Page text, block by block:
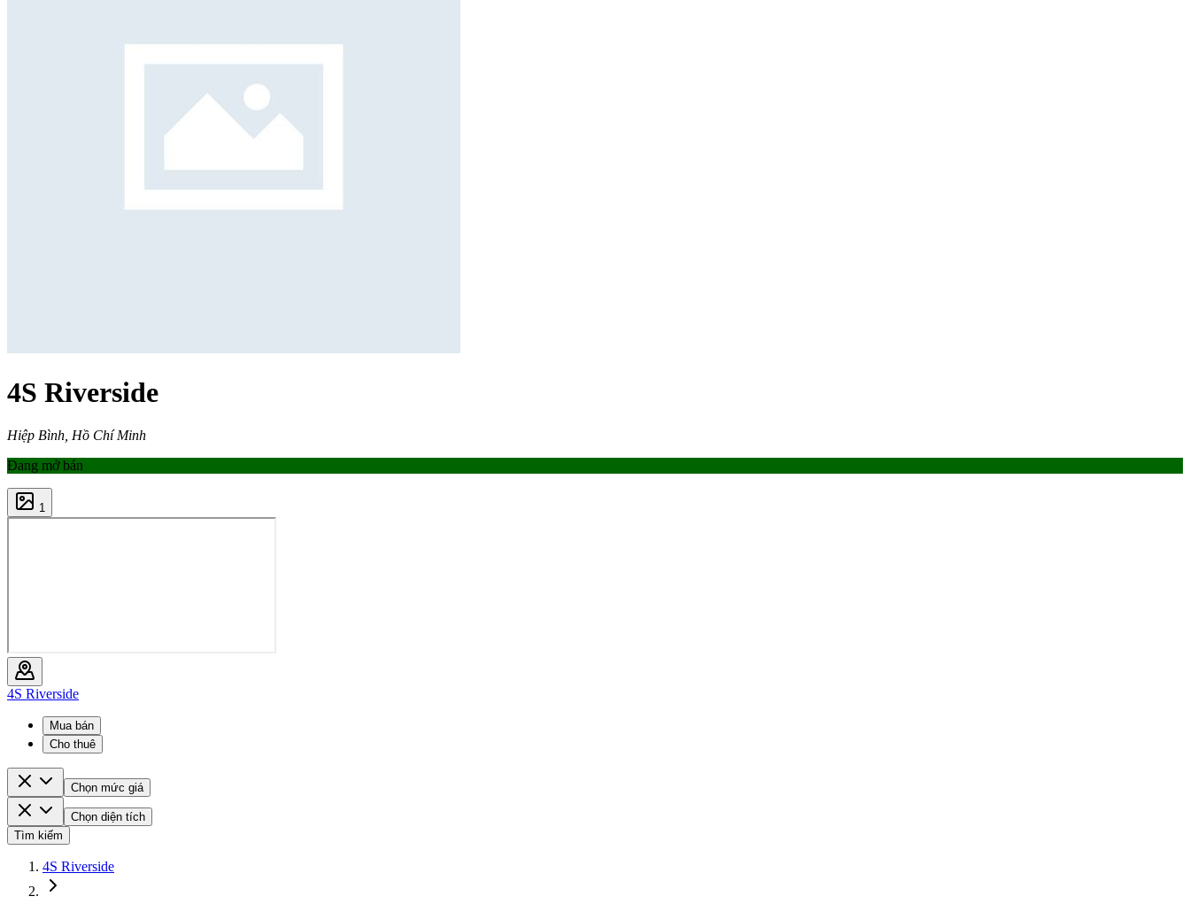
4S Riverside
Hiệp Bình, Hồ Chí Minh
Đang mở bán
1
4S Riverside
Mua bán
Cho thuê
Chọn mức giá
Chọn diện tích
Tìm kiếm
4S Riverside